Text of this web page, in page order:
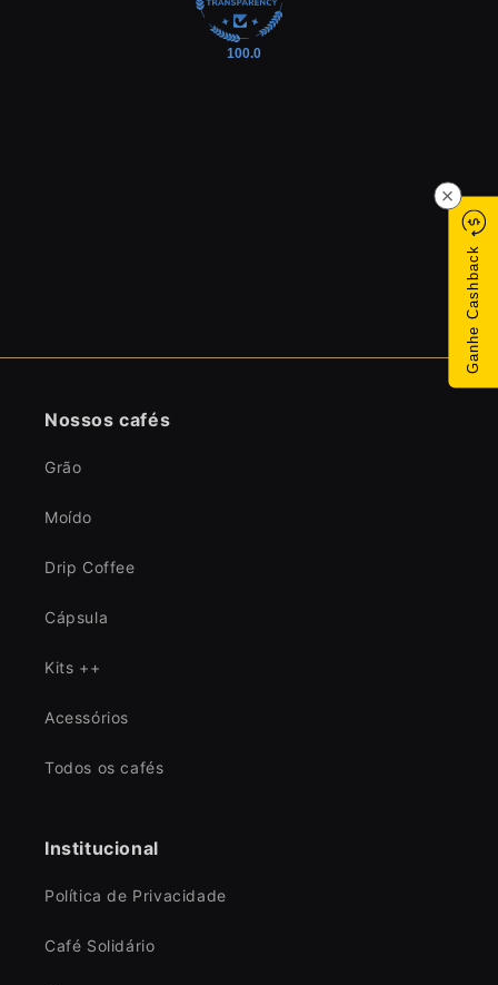
100.0
Nossos cafés
Grão
Moído
Drip Coffee
Cápsula
Kits ++
Acessórios
Todos os cafés
Institucional
Política de Privacidade
Café Solidário
Ganhe Cashback
×